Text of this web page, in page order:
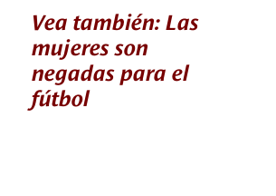
Vea también: Las
mujeres son
negadas para el
fútbol